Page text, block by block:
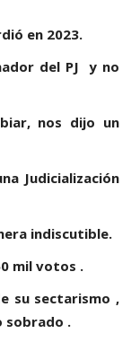
en 2023.
del PJ y no
nos dijo un
Judicialización
indiscutible.
mil votos .
su sectarismo ,
sobrado .